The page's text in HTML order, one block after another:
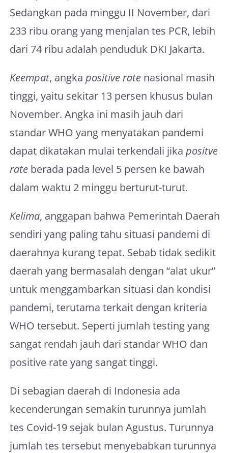
Sedangkan pada minggu II November, dari
233 ribu orang yang menjalan tes PCR, lebih
dari 74 ribu adalah penduduk DKI Jakarta.
Keempat, angka positive ratenasional masih
tinggi, yaitu sekitar 13 persen khusus bulan
November. Angka ini masih jauh dari
standar WHO yang menyatakan pandemi
dapat dikatakan mulai terkendali jika positve
rateberada pada level 5 persen ke bawah
dalam waktu 2 minggu berturut-turut.
Kelima, anggapan bahwa Pemerintah Daerah
sendiri yang paling tahu situasi pandemi di
daerahnya kurang tepat. Sebab tidak sedikit
daerah yang bermasalah dengan “alat ukur”
untuk menggambarkan situasi dan kondisi
pandemi, terutama terkait dengan kriteria
WHO tersebut. Seperti jumlah testing yang
sangat rendah jauh dari standar WHO dan
positive rate yang sangat tinggi.
Di sebagian daerah di Indonesia ada
kecenderungan semakin turunnya jumlah
tes Covid-19 sejak bulan Agustus. Turunnya
jumlah tes tersebut menyebabkan turunnya